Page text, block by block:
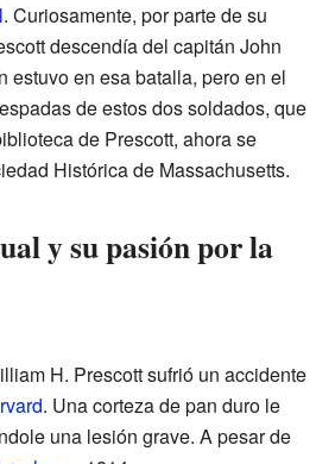
. Curiosamente, por parte de su
descendía del capitán John
estuvo en esa batalla, pero en el
de estos dos soldados, que
de Prescott, ahora se
Histórica de Massachusetts.
y su pasión por la
H. Prescott sufrió un accidente
. Una corteza de pan duro le
una lesión grave. A pesar de